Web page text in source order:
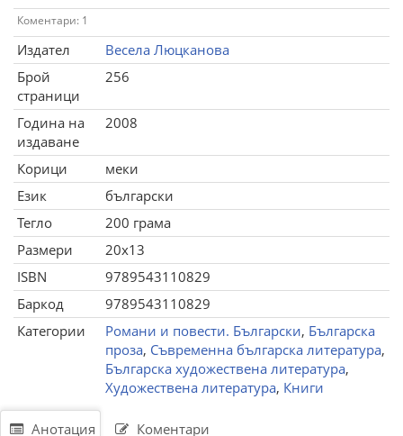
Коментари: 1
Издател
Весела Люцканова
Брой
страници
256
Година на
издаване
2008
Корици
меки
Език
български
Тегло
200 грама
Размери
20x13
ISBN
9789543110829
Баркод
9789543110829
Категории
Романи и повести. Български, Българска
проза, Съвременна българска литература,
Българска художествена литература,
Художествена литература, Книги
Анотация Коментари